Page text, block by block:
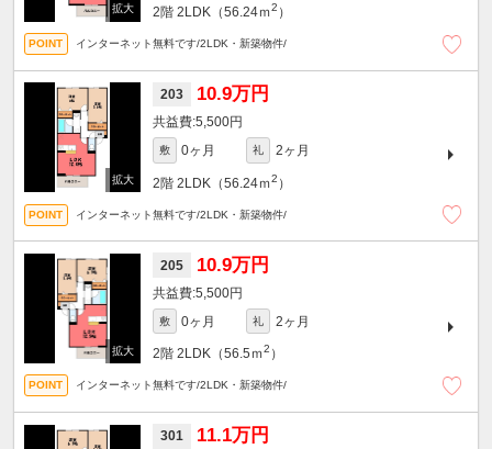
2階 2LDK（56.24ｍ2 ）
インターネット無料です/2LDK・新築物件/
203 10.9万円
5,500円
敷 0ヶ月 礼 2ヶ月
2階 2LDK（56.24ｍ2 ）
インターネット無料です/2LDK・新築物件/
205 10.9万円
5,500円
敷 0ヶ月 礼 2ヶ月
2階 2LDK（56.5ｍ2 ）
インターネット無料です/2LDK・新築物件/
301 11.1万円